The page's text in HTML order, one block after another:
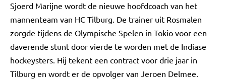
Sjoerd Marijne wordt de nieuwe hoofdcoach van het
mannenteam van HC Tilburg. De trainer uit Rosmalen
zorgde tijdens de Olympische Spelen in Tokio voor een
daverende stunt door vierde te worden met de Indiase
hockeysters. Hij tekent een contract voor drie jaar in
Tilburg en wordt er de opvolger van Jeroen Delmee.